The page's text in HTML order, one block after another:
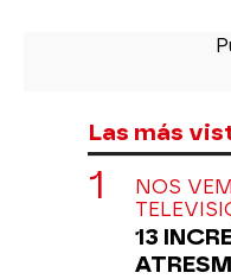
Las más
NOS
13